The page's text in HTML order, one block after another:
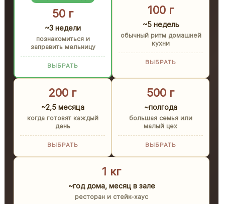
50 г
~3 недели
познакомиться и
заправить мельницу
ВЫБРАТЬ
100 г
~5 недель
обычный ритм домашней
кухни
ВЫБРАТЬ
200 г
~2,5 месяца
когда готовят каждый
день
ВЫБРАТЬ
500 г
~полгода
большая семья или
малый цех
ВЫБРАТЬ
1 кг
~год дома, месяц в зале
ресторан и стейк-хаус